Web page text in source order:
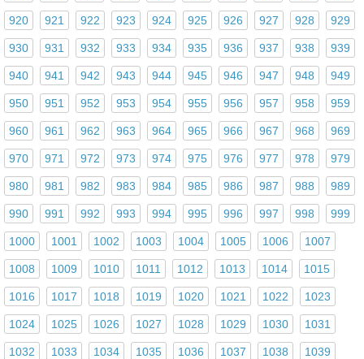
920 921 922 923 924 925 926 927 928 929
930 931 932 933 934 935 936 937 938 939
940 941 942 943 944 945 946 947 948 949
950 951 952 953 954 955 956 957 958 959
960 961 962 963 964 965 966 967 968 969
970 971 972 973 974 975 976 977 978 979
980 981 982 983 984 985 986 987 988 989
990 991 992 993 994 995 996 997 998 999
1000 1001 1002 1003 1004 1005 1006 1007
1008 1009 1010 1011 1012 1013 1014 1015
1016 1017 1018 1019 1020 1021 1022 1023
1024 1025 1026 1027 1028 1029 1030 1031
1032 1033 1034 1035 1036 1037 1038 1039